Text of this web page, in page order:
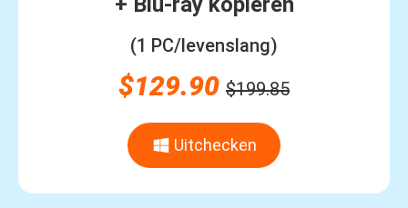
(1 PC/levenslang)
$129.90 $199.85
Uitchecken